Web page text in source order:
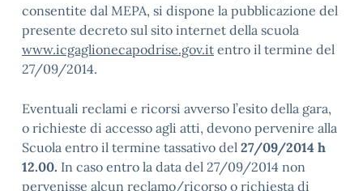
consentite dal MEPA, si dispone la pubblicazione del
presente decreto sul sito internet della scuola
www.icgaglionecapodrise.gov.it entro il termine del
27/09/2014.
Eventuali reclami e ricorsi avverso l’esito della gara,
o richieste di accesso agli atti, devono pervenire alla
Scuola entro il termine tassativo del 27/09/2014 h
12.00. In caso entro la data del 27/09/2014 non
pervenisse alcun reclamo/ricorso o richiesta di